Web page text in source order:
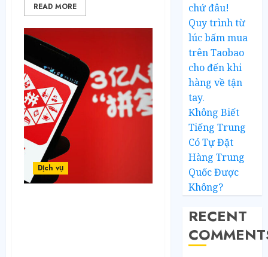
READ MORE
Dịch vụ
chứ đâu!
Quy trình từ
lúc bấm mua
trên Taobao
cho đến khi
hàng về tận
tay.
Không Biết
Tiếng Trung
Có Tự Đặt
Hàng Trung
Quốc Được
Không?
RECENT